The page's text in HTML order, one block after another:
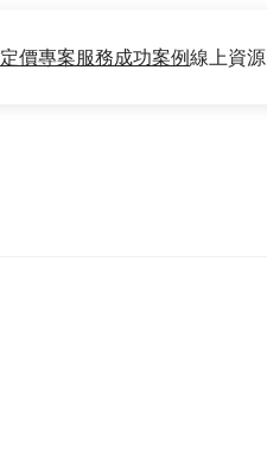
定價專案服務成功案例線上資源